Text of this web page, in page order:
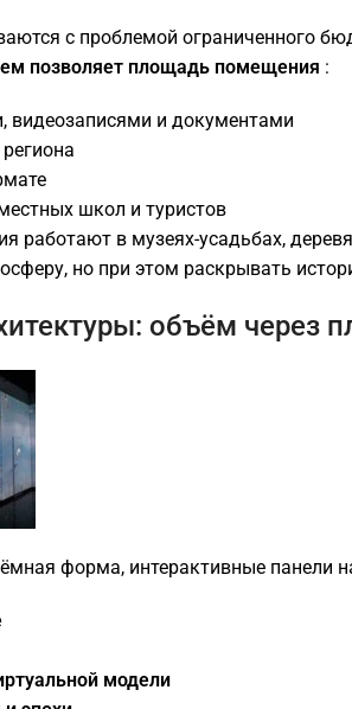
с проблемой ограниченного
позволяет площадь помещения :
видеозаписями и документами
школ и туристов
работают в музеях-усадьбах,
но при этом раскрывать
объём через
форма, интерактивные панели
модели